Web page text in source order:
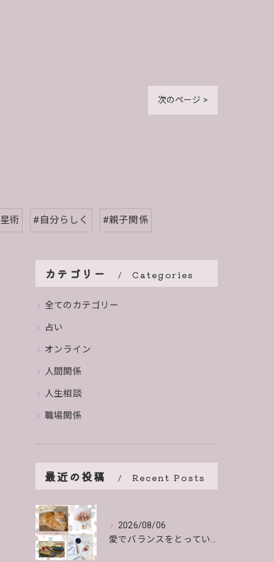
次のページ >
術 #自分らしく #親子関係
カテゴリー Categories
全てのカテゴリー
占い
オンライン
人間関係
人生相談
職場関係
最近の投稿 Recent Posts
2026/08/06
愛でバランスをとっていくよ。